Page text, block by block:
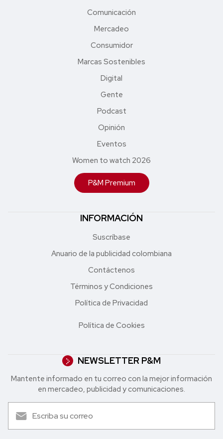
Comunicación
Mercadeo
Consumidor
Marcas Sostenibles
Digital
Gente
Podcast
Opinión
Eventos
Women to watch 2026
P&M Premium
INFORMACIÓN
Suscríbase
Anuario de la publicidad colombiana
Contáctenos
Términos y Condiciones
Política de Privacidad
Política de Cookies
NEWSLETTER P&M
Mantente informado en tu correo con la mejor in formación
en mercadeo, publicidad y comunicaciones.